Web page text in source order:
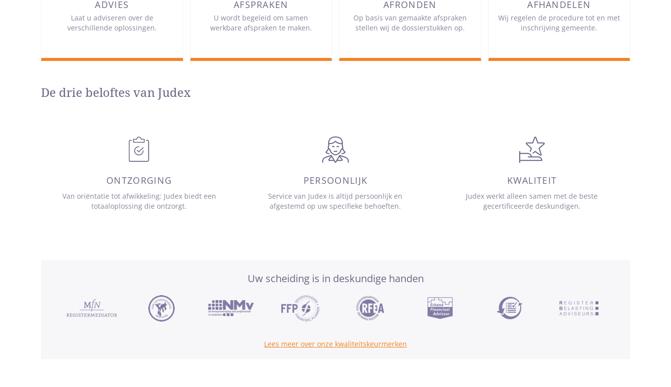
ADVIES
Laat u adviseren over de
verschillende oplossingen.
AFSPRAKEN
U wordt begeleid om samen
werkbare afspraken te maken.
AFRONDEN
Op basis van gemaakte afspraken
stellen wij de dossierstukken op.
AFHANDELEN
Wij regelen de procedure tot en met
inschrijving gemeente.
De drie beloftes van Judex
ONTZORGING
Van oriëntatie tot afwikkeling: Judex biedt een
totaaloplossing die ontzorgt.
PERSOONLIJK
Service van Judex is altijd persoonlijk en
afgestemd op uw specifieke behoeften.
KWALITEIT
Judex werkt alleen samen met de beste
gecertificeerde deskundigen.
Uw scheiding is in deskundige handen
Lees meer over onze kwaliteitskeurmerken